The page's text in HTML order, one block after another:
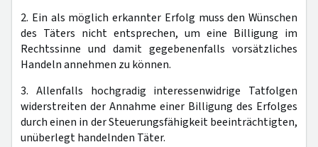
2. Ein als möglich erkannter Erfolg muss den Wünschen
des Täters nicht entsprechen, um eine Billigung im
Rechtssinne und damit gegebenenfalls vorsätzliches
Handeln annehmen zu können.
3. Allenfalls hochgradig interessenwidrige Tatfolgen
widerstreiten der Annahme einer Billigung des Erfolges
durch einen in der Steuerungsfähigkeit beeinträchtigten,
unüberlegt handelnden Täter.